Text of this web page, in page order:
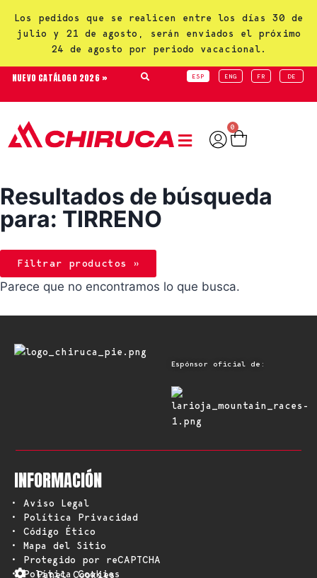
Los pedidos que se realicen entre los días 30 de
julio y 21 de agosto, serán enviados el próximo
24 de agosto por periodo vacacional.
NUEVO CATÁLOGO 2026 » ESP ENG FR DE
0
Resultados de búsqueda
para: TIRRENO
Filtrar productos »
Parece que no encontramos lo que busca.
Espónsor oficial de:
INFORMACIÓN
• Aviso Legal
• Política Privacidad
• Código Ético
• Mapa del Sitio
• Protegido por reCAPTCHA
• Política Cookies
Panel Cookies